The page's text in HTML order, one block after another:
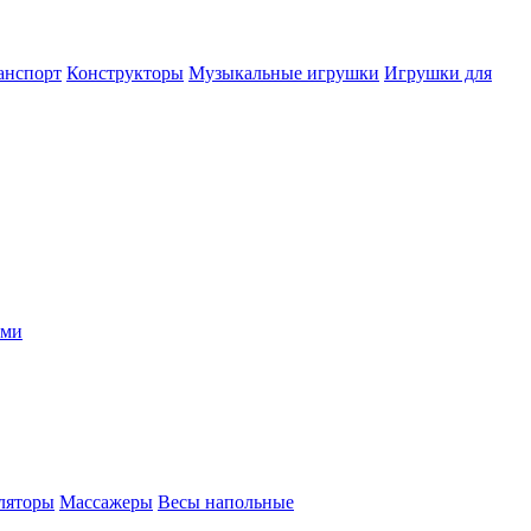
Конструкторы Музыкальные игрушки Игрушки для
Массажеры Весы напольные